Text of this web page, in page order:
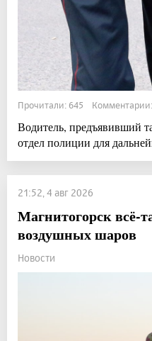
Прочитали: 645
Водитель, предъявивший
отдел полиции для
21:52, 4 авг 2026
Магнитогорск всё-
воздушных шаров
Новости